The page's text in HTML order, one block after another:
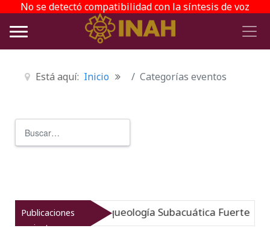
No se detectó compatibilidad con la síntesis de voz
Está aquí: Inicio Categorías eventos
Publicaciones
recientes
Museo de Arqueología Subacuática Fuerte de